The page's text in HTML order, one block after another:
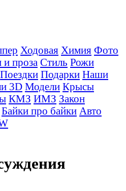
Ходовая Химия Фото
проза Стиль Рожи
Поездки Подарки Наши
3D Модели Крысы
КМЗ ИМЗ Закон
Байки про байки Авто